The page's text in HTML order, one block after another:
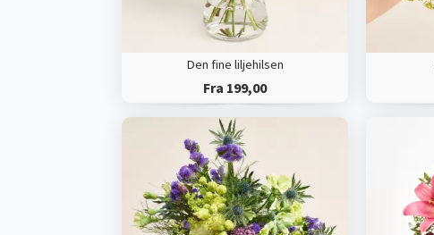
Den fine liljehilsen
Fra 199,00